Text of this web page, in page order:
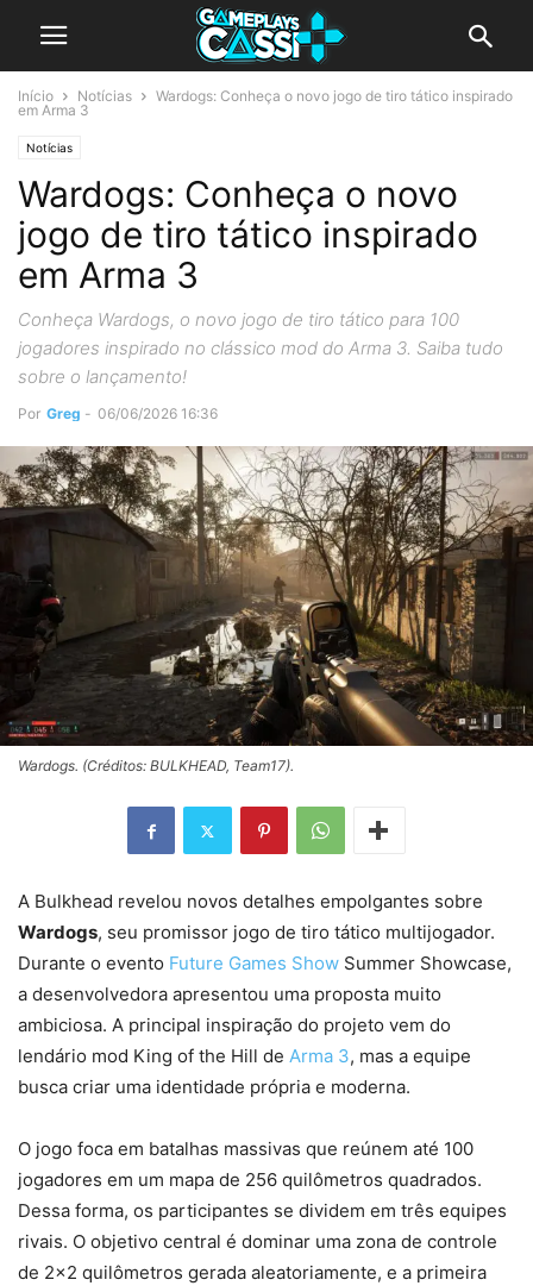
Início Notícias
Wardogs: Conheça o novo jogo de tiro tático inspirado
em Arma 3
Notícias
Wardogs: Conheça o novo
jogo de tiro tático inspirado
em Arma 3
Conheça Wardogs, o novo jogo de tiro tático para 100
jogadores inspirado no clássico mod do Arma 3. Saiba tudo
sobre o lançamento!
Por Greg - 06/06/2026 16:36
Wardogs. (Créditos: BULKHEAD, Team17).
A Bulkhead revelou novos detalhes empolgantes sobre
Wardogs, seu promissor jogo de tiro tático multijogador.
Durante o evento Future Games Show Summer Showcase,
a desenvolvedora apresentou uma proposta muito
ambiciosa. A principal inspiração do projeto vem do
lendário mod King of the Hill de Arma 3, mas a equipe
busca criar uma identidade própria e moderna.
O jogo foca em batalhas massivas que reúnem até 100
jogadores em um mapa de 256 quilômetros quadrados.
Dessa forma, os participantes se dividem em três equipes
rivais. O objetivo central é dominar uma zona de controle
de 2×2 quilômetros gerada aleatoriamente, e a primeira